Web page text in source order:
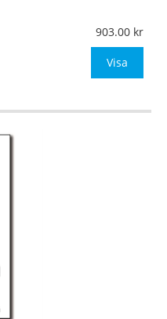
(väggmontage)
mått upp till 0,13m²)
903.00
Visa